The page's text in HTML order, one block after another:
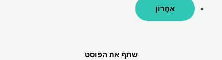
אַחֲרוֹן
שתף את הפוסט